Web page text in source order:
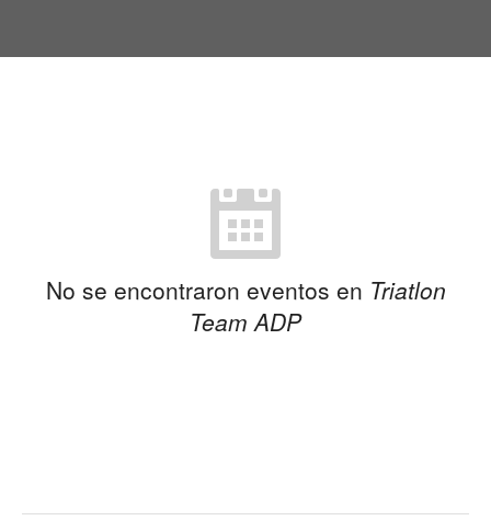
No se encontraron eventos en Triatlon
Team ADP